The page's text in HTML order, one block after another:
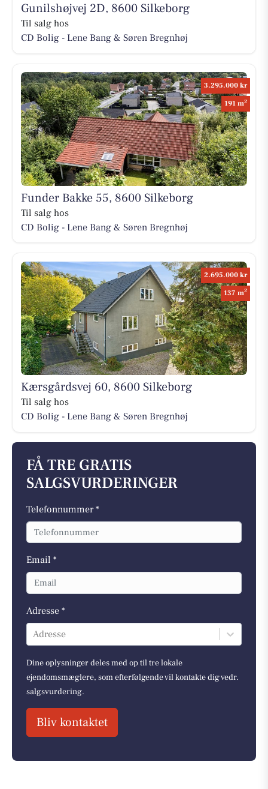
Gunilshøjvej 2D, 8600 Silkeborg
Til salg hos
CD Bolig - Lene Bang & Søren Bregnhøj
3.295.000 kr
191 m2
Funder Bakke 55, 8600 Silkeborg
Til salg hos
CD Bolig - Lene Bang & Søren Bregnhøj
2.695.000 kr
137 m2
Kærsgårdsvej 60, 8600 Silkeborg
Til salg hos
CD Bolig - Lene Bang & Søren Bregnhøj
FÅ TRE GRATIS
SALGSVURDERINGER
Telefonnummer *
Email *
Adresse *
Adresse
Dine oplysninger deles med op til tre lokale
ejendomsmæglere, som efterfølgende vil kontakte dig vedr.
salgsvurdering.
Bliv kontaktet